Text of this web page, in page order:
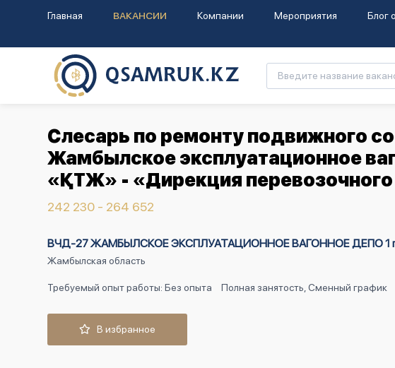
Главная ВАКАНСИИ Компании Мероприятия Блог
Слесарь по ремонту подвижного
Жамбылское эксплуатационное
«ҚТЖ» - «Дирекция
242 230 - 264 652
ВЧД-27 ЖАМБЫЛСКОЕ ЭКСПЛУАТАЦИОННОЕ ВАГОННОЕ ДЕПО 1
Жамбылская область
Требуемый опыт работы: Без опыта Полная занятость, Сменный график
В избранное